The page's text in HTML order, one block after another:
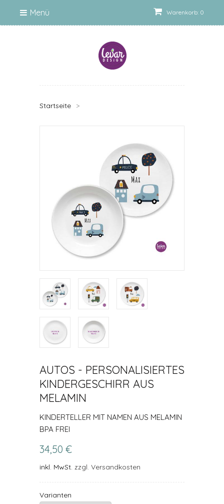
Warenkorb: 0
Menü
Startseite >
AUTOS - PERSONALISIERTES
KINDERGESCHIRR AUS
MELAMIN
KINDERTELLER MIT NAMEN AUS MELAMIN
BPA FREI
34,50 €
inkl. MwSt. zzgl. Versandkosten
Varianten